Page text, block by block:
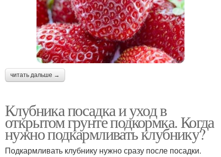
читать дальше →
Клубника посадка и уход в
открытом грунте подкормка. Когда
нужно подкармливать клубнику?
Подкармливать клубнику нужно сразу после посадки.